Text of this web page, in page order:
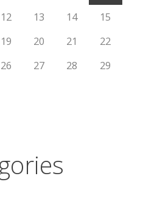
12 13 14
15
19 20 21
22
26 27 28
29